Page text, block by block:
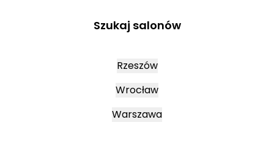
Szukaj salonów
Rzeszów
Wrocław
Warszawa